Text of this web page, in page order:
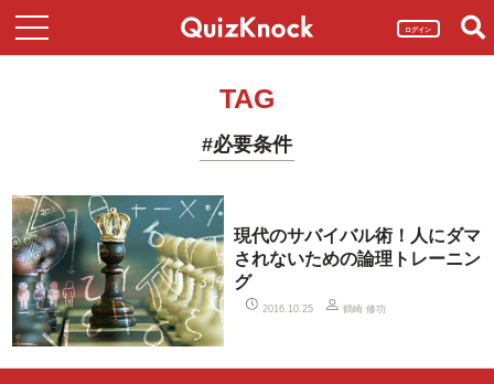
ログイン
TAG
#必要条件
現代のサバイバル術！人にダマ
されないための論理トレーニン
グ
2016.10.25 鶴崎 修功